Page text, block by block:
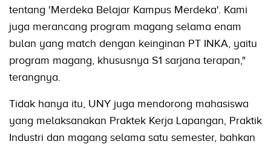
tentang 'Merdeka Belajar Kampus Merdeka'. Kami
juga merancang program magang selama enam
bulan yang match dengan keinginan PT INKA, yaitu
program magang, khususnya S1 sarjana terapan,"
terangnya.
Tidak hanya itu, UNY juga mendorong mahasiswa
yang melaksanakan Praktek Kerja Lapangan, Praktik
Industri dan magang selama satu semester, bahkan